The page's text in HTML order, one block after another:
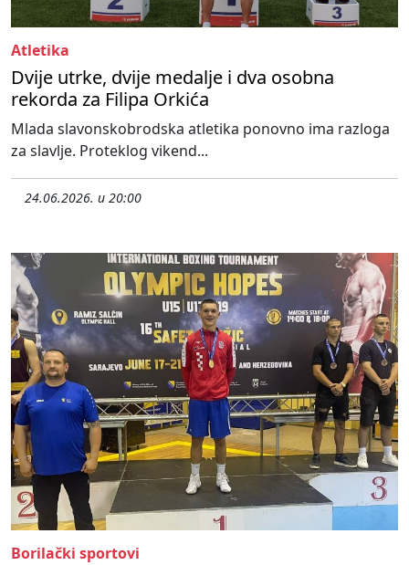
Atletika
Dvije utrke, dvije medalje i dva osobna
rekorda za Filipa Orkića
Mlada slavonskobrodska atletika ponovno ima razloga
za slavlje. Proteklog vikend...
24.06.2026. u 20:00
Borilački sportovi